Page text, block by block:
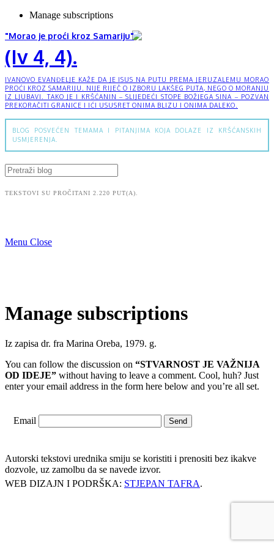
Manage subscriptions
"Morao je proći kroz Samariju"
(Iv 4, 4).
IVANOVO EVANĐELJE KAŽE DA JE ISUS NA PUTU PREMA JERUZALEMU MORAO
PROĆI KROZ SAMARIJU. NIJE RIJEČ O IZBORU LAKŠEG PUTA, NEGO O MORANJU
IZ LJUBAVI. TAKO JE I KRŠĆANIN – SLIJEDEĆI STOPE BOŽJEGA SINA – POZVAN
PREKORAČITI GRANICE I IĆI USUSRET ONIMA BLIZU I ONIMA DALEKO.
BLOG POSVEĆEN TEMAMA I PITANJIMA KOJA DOLAZE IZ KRŠĆANSKIH
USMJERENJA.
TEKSTOVI SU PROČITANI 2.220 PUT(A).
Menu Close
Manage subscriptions
Iz zapisa dr. fra Marina Oreba, 1979. g.
You can follow the discussion on “STVARNOST JE VAŽNIJA
OD IDEJE” without having to leave a comment. Cool, huh? Just
enter your email address in the form here below and you’re all set.
Email
Autorski tekstovi urednika smiju se koristiti i prenositi bez ikakve
dozvole, uz zamolbu da se navede izvor.
WEB DIZAJN I PODRŠKA: STJEPAN TAFRA.